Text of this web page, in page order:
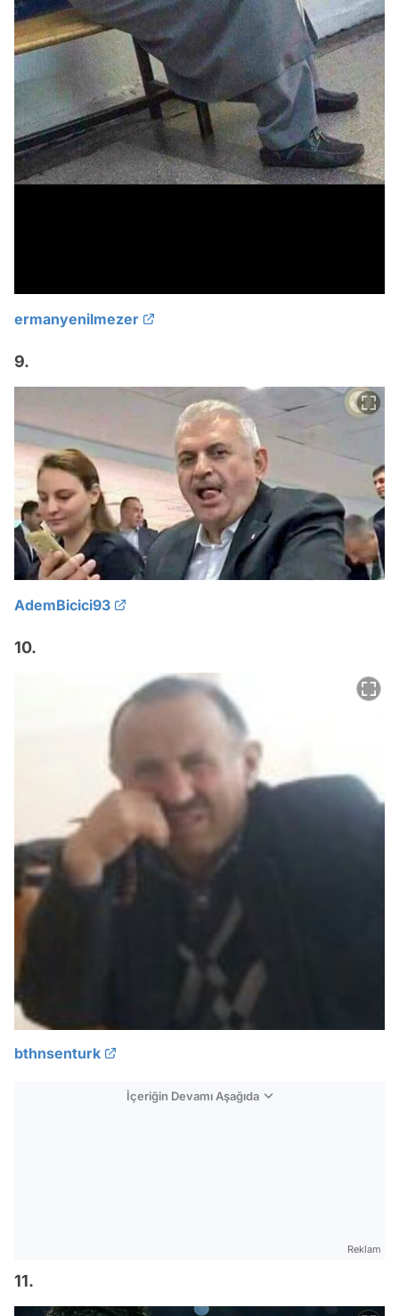
ermanyenilmezer
9.
AdemBicici93
10.
bthnsenturk
İçeriğin Devamı Aşağıda
Reklam
11.